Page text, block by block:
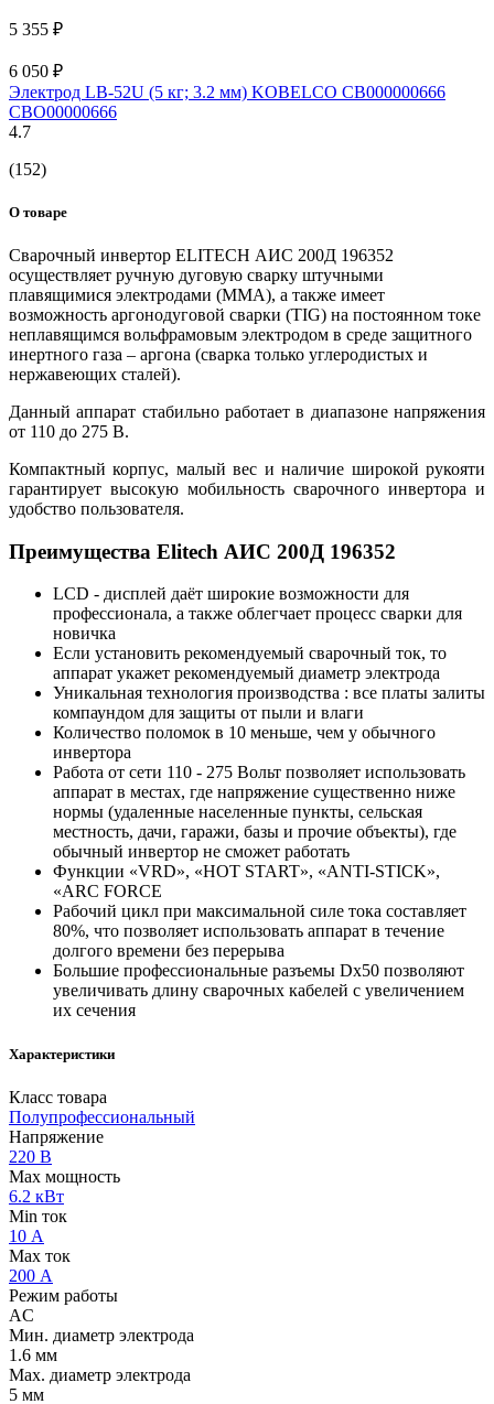
5 355 ₽
6 050 ₽
Электрод LB-52U (5 кг; 3.2 мм) KOBELCO СВ000000666
СВО00000666
4.7
(152)
О товаре
Сварочный инвертор ELITECH АИС 200Д 196352
осуществляет ручную дуговую сварку штучными
плавящимися электродами (MMA), а также имеет
возможность аргонодуговой сварки (TIG) на постоянном токе
неплавящимся вольфрамовым электродом в среде защитного
инертного газа – аргона (сварка только углеродистых и
нержавеющих сталей).
Данный аппарат стабильно работает в диапазоне напряжения
от 110 до 275 В.
Компактный корпус, малый вес и наличие широкой рукояти
гарантирует высокую мобильность сварочного инвертора и
удобство пользователя.
Преимущества Elitech АИС 200Д 196352
LCD - дисплей даёт широкие возможности для
профессионала, а также облегчает процесс сварки для
новичка
Если установить рекомендуемый сварочный ток, то
аппарат укажет рекомендуемый диаметр электрода
Уникальная технология производства : все платы залиты
компаундом для защиты от пыли и влаги
Количество поломок в 10 меньше, чем у обычного
инвертора
Работа от сети 110 - 275 Вольт позволяет использовать
аппарат в местах, где напряжение существенно ниже
нормы (удаленные населенные пункты, сельская
местность, дачи, гаражи, базы и прочие объекты), где
обычный инвертор не сможет работать
Функции «VRD», «HOT START», «ANTI-STICK»,
«АRC FORCE
Рабочий цикл при максимальной силе тока составляет
80%, что позволяет использовать аппарат в течение
долгого времени без перерыва
Большие профессиональные разъемы Dx50 позволяют
увеличивать длину сварочных кабелей с увеличением
их сечения
Характеристики
Класс товара
Полупрофессиональный
Напряжение
220 В
Max мощность
6.2 кВт
Min ток
10 А
Max ток
200 А
Режим работы
AC
Мин. диаметр электрода
1.6 мм
Мах. диаметр электрода
5 мм